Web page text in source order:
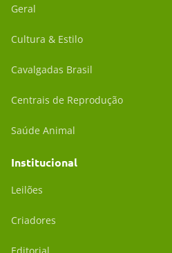
Geral
Cultura & Estilo
Cavalgadas Brasil
Centrais de Reprodução
Saúde Animal
Institucional
Leilões
Criadores